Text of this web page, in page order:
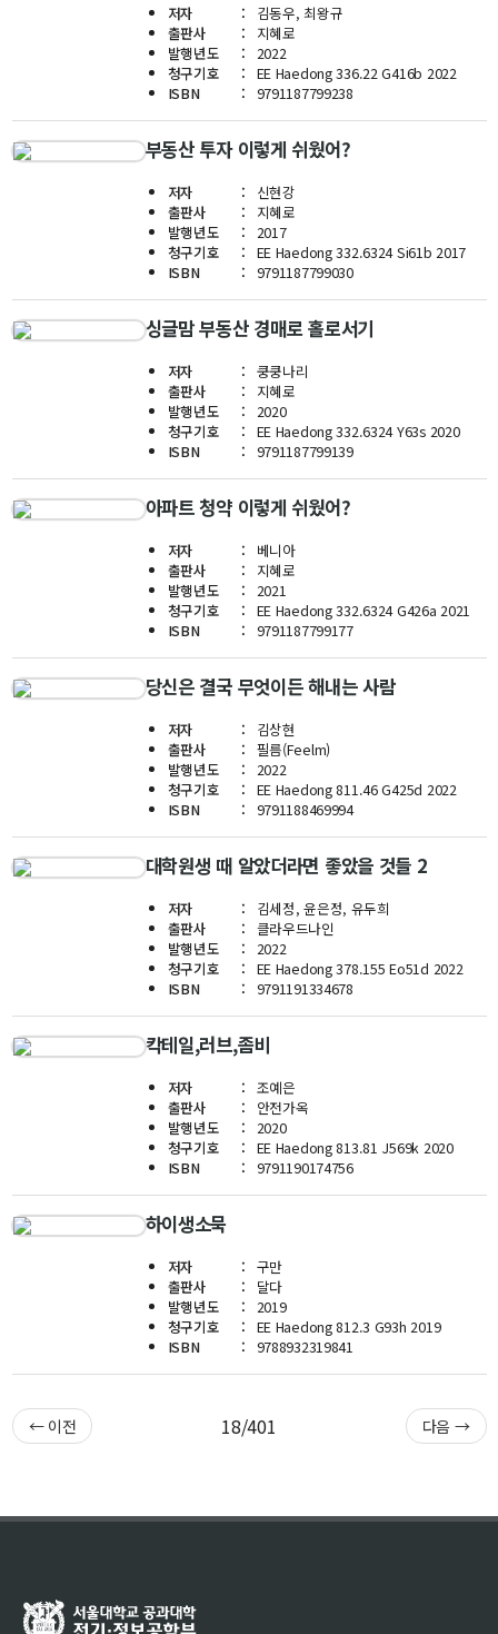
교과목이수규정
대학원
교과과정
교과목이수규정
연합전공 인공지능 반도체공학
연합전공 인공지능
연합전공 지능형 통신
협동과정 인공지능
해동학술정보
공지사항
보유도서
학사
취업ㆍ진로
30주년 기념 동영상
행사 사진
학부장 감사 인사
신임교수초빙
초빙안내
저자
김동우, 최왕규
출판사
지혜로
발행년도
2022
청구기호
EE Haedong 336.22 G416b 2022
ISBN
9791187799238
부동산 투자 이렇게 쉬웠어?
저자
신현강
출판사
지혜로
발행년도
2017
청구기호
EE Haedong 332.6324 Si61b 2017
ISBN
9791187799030
싱글맘 부동산 경매로 홀로서기
저자
쿵쿵나리
출판사
지혜로
발행년도
2020
청구기호
EE Haedong 332.6324 Y63s 2020
ISBN
9791187799139
아파트 청약 이렇게 쉬웠어?
저자
베니아
출판사
지혜로
발행년도
2021
청구기호
EE Haedong 332.6324 G426a 2021
ISBN
9791187799177
당신은 결국 무엇이든 해내는 사람
저자
김상현
출판사
필름(Feelm)
발행년도
2022
청구기호
EE Haedong 811.46 G425d 2022
ISBN
9791188469994
대학원생 때 알았더라면 좋았을 것들 2
저자
김세정, 윤은정, 유두희
출판사
클라우드나인
발행년도
2022
청구기호
EE Haedong 378.155 Eo51d 2022
ISBN
9791191334678
칵테일,러브,좀비
저자
조예은
출판사
안전가옥
발행년도
2020
청구기호
EE Haedong 813.81 J569k 2020
ISBN
9791190174756
하이생소묵
저자
구만
출판사
달다
발행년도
2019
청구기호
EE Haedong 812.3 G93h 2019
ISBN
9788932319841
← 이전 18/401 다음 →